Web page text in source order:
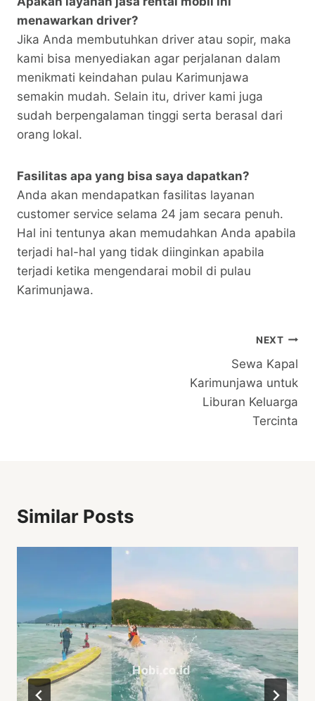
menawarkan driver?
Jika Anda membutuhkan driver atau sopir, maka
kami bisa menyediakan agar perjalanan dalam
menikmati keindahan pulau Karimunjawa
semakin mudah. Selain itu, driver kami juga
sudah berpengalaman tinggi serta berasal dari
orang lokal.
Fasilitas apa yang bisa saya dapatkan?
Anda akan mendapatkan fasilitas layanan
customer service selama 24 jam secara penuh.
Hal ini tentunya akan memudahkan Anda apabila
terjadi hal-hal yang tidak diinginkan apabila
terjadi ketika mengendarai mobil di pulau
Karimunjawa.
NEXT
Sewa Kapal
Karimunjawa untuk
Liburan Keluarga
Tercinta
Similar Posts